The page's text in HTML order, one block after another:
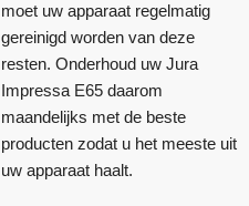
moet uw apparaat regelmatig
gereinigd worden van deze
resten. Onderhoud uw Jura
Impressa E65 daarom
maandelijks met de beste
producten zodat u het meeste uit
uw apparaat haalt.